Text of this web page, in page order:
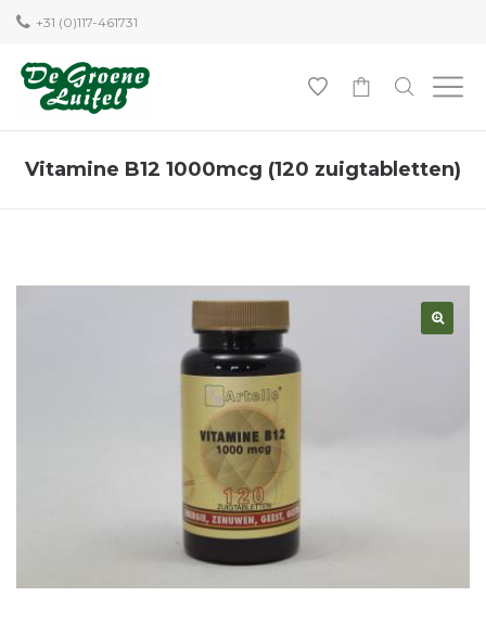
+31 (0)117-461731
Vitamine B12 1000mcg (120 zuigtabletten)